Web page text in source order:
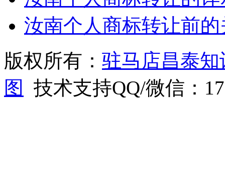
汝南个人商标转让前
版权所有： 驻马店昌泰
图
技术支持QQ/微信：